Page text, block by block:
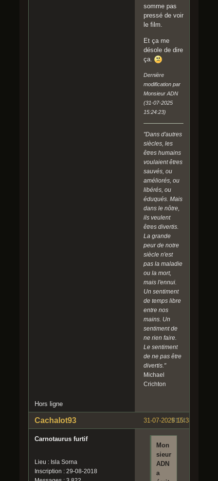
somme pas
pressé de voir
le film.
Et ça me
désole de dire
ça.
Dernière
modification par
Monsieur ADN
(31-07-2025
15:24:23)
"Dans d'autres
siècles, les
êtres humains
voulaient êtres
sauvés, ou
améliorés, ou
libérés, ou
éduqués. Mais
dans le nôtre,
ils veulent
êtres divertis.
La grande
peur de notre
siècle n'est
pas la maladie
ou la mort,
mais l'ennui.
Un sentiment
de temps libre
entre nos
mains. Un
sentiment de
ne rien faire.
Le sentiment
de ne pas être
divertis."
Michael
Crichton
Hors ligne
#174
31-07-2025 15:38:10
Cachalot93
Carnotaurus furtif
Lieu : Isla Sorna
Inscription : 29-08-2018
Mon
sieur
ADN
a